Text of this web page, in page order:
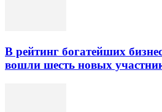
В рейтинг богатейших
вошли шесть новых